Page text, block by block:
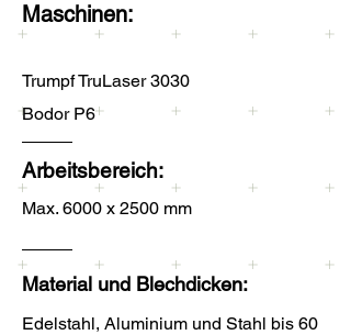
Maschinen:
Trumpf TruLaser 3030
Bodor P6
Arbeitsbereich:
Max. 6000 x 2500 mm
Material und Blechdicken:
Edelstahl, Aluminium und Stahl bis 60